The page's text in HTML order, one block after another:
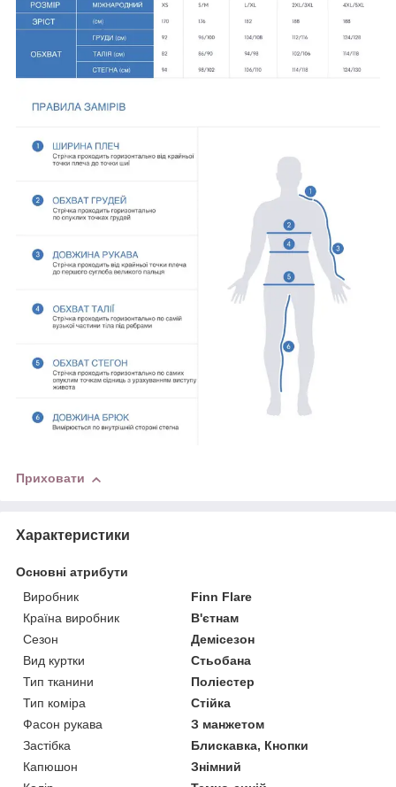
Приховати
Характеристики
Основні атрибути
Виробник
Finn Flare
Країна виробник
В'єтнам
Сезон
Демісезон
Вид куртки
Стьобана
Тип тканини
Поліестер
Тип коміра
Стійка
Фасон рукава
З манжетом
Застібка
Блискавка, Кнопки
Капюшон
Знімний